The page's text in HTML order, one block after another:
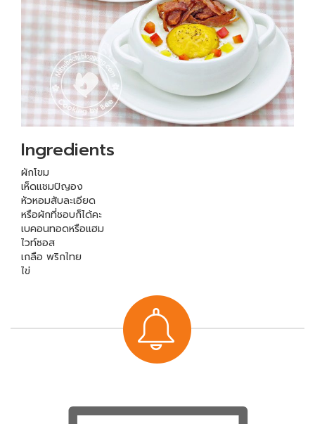
Ingredients
ผักโขม
เห็ดแชมปิญอง
หัวหอมสับละเอียด
หรือผักที่ชอบก็ได้คะ
เบคอนทอดหรือแฮม
ไวท์ซอส
เกลือ พริกไทย
ไข่